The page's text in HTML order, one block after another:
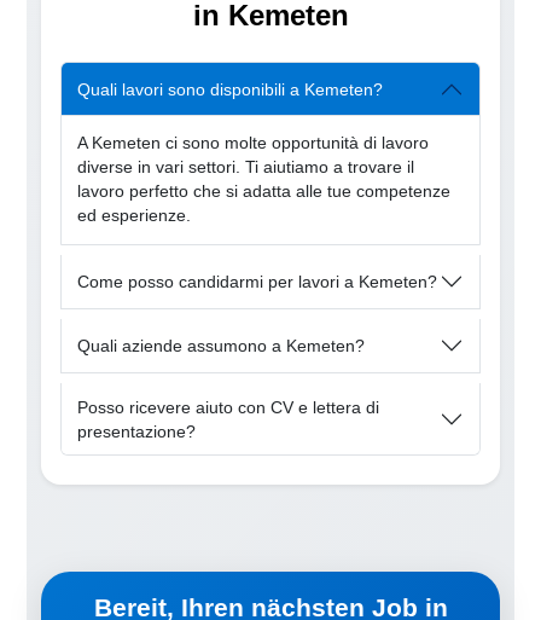
in Kemeten
Quali lavori sono disponibili a Kemeten?
A Kemeten ci sono molte opportunità di lavoro
diverse in vari settori. Ti aiutiamo a trovare il
lavoro perfetto che si adatta alle tue competenze
ed esperienze.
Come posso candidarmi per lavori a Kemeten?
Quali aziende assumono a Kemeten?
Posso ricevere aiuto con CV e lettera di
presentazione?
Bereit, Ihren nächsten Job in